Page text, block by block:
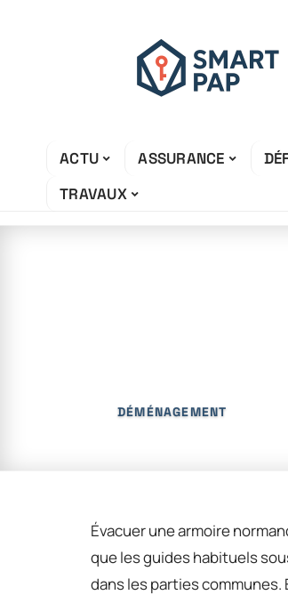
ACTU ASSURANCE
TRAVAUX
DÉMÉNAGEMENT
Évacuer une armoire
que les guides habituels
dans les parties